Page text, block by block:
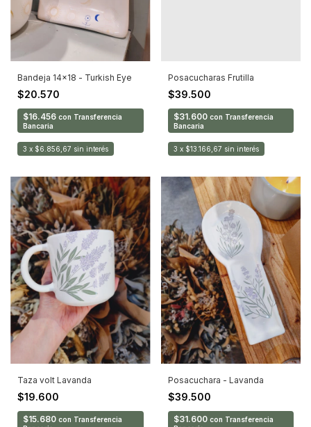
Bandeja 14x18 - Turkish Eye
$20.570
$16.456 con Transferencia
Bancaria
3 x $6.856,67 sin interés
Posacucharas Frutilla
$39.500
$31.600 con Transferencia
Bancaria
3 x $13.166,67 sin interés
Taza volt Lavanda
$19.600
$15.680 con Transferencia
Posacuchara - Lavanda
$39.500
$31.600 con Transferencia